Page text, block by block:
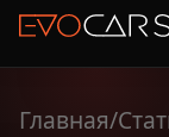
Главная/